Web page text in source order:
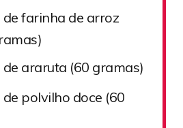
farinha de arroz
araruta (60 gramas)
polvilho doce (60